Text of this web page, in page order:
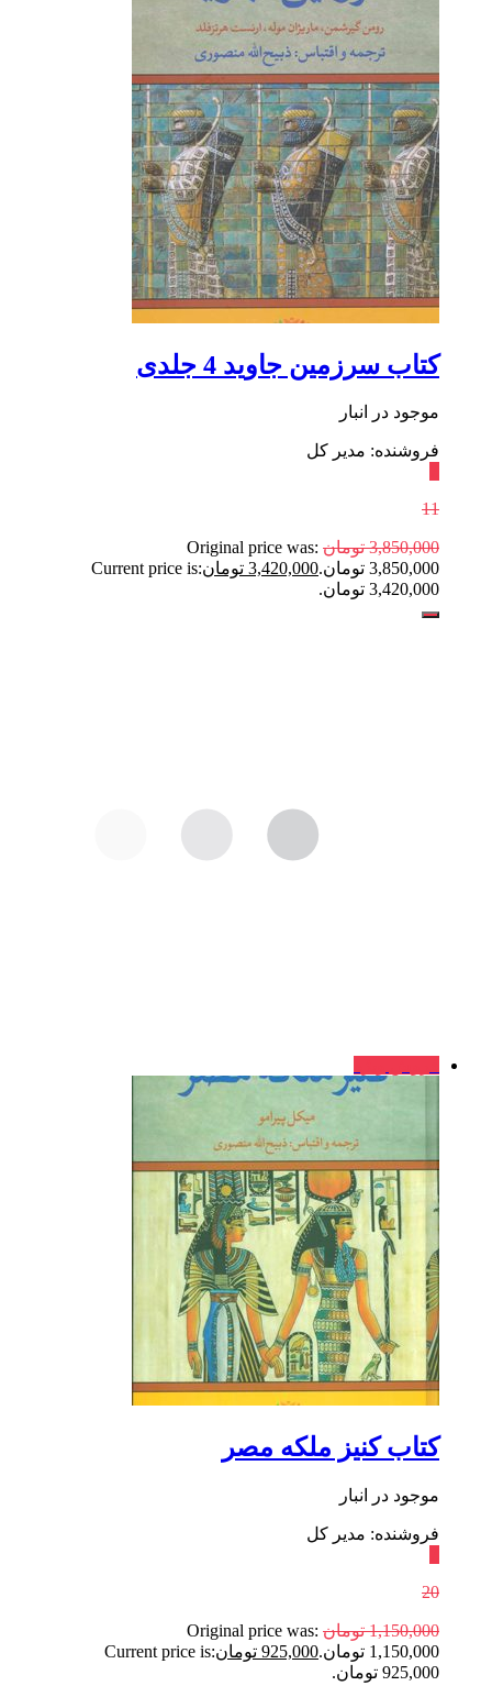
کتاب سرزمین جاوید 4 جلدی
موجود در انبار
فروشنده: مدیر کل
11
3,850,000 تومان Original price was:
3,850,000 تومان.
3,420,000 تومانCurrent price is:
3,420,000 تومان.
کتاب کنیز ملکه مصر
موجود در انبار
فروشنده: مدیر کل
20
1,150,000 تومان Original price was:
1,150,000 تومان.
925,000 تومانCurrent price is:
925,000 تومان.